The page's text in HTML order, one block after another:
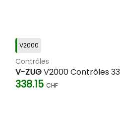
V2000
Contrôles
V-ZUGV2000 Contrôles
338.15 CHF